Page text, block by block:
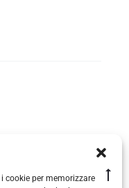
cookie per memorizzare